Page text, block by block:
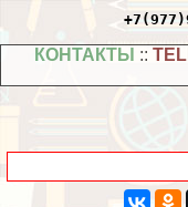
КОНТАКТЫ ::